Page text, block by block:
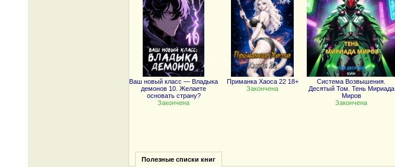
Ваш новый класс — Владыка
демонов 10. Желаете
основать страну?
Закончена
Приманка Хаоса 22 18+
Закончена
Система Возвышения.
Десятый Том. Тень Мириада
Миров
Закончена
Полезные списки книг